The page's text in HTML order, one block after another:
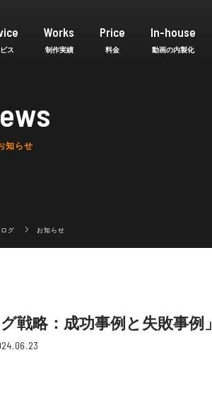
Works Price In-house
知らせ
グ お知らせ
戦略：成功事例と失敗事例」